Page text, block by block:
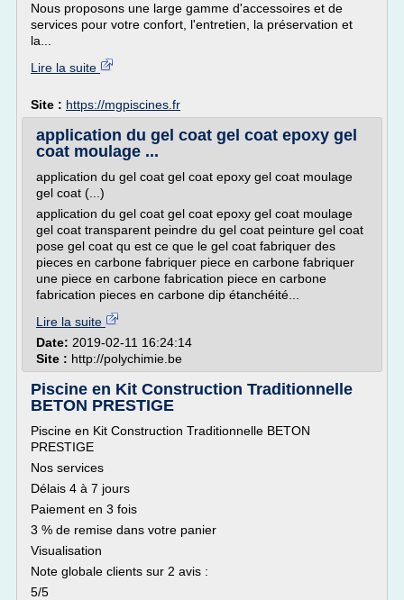
Nous proposons une large gamme d'accessoires et de
services pour votre confort, l'entretien, la préservation et
la...
Lire la suite
Site : https://mgpiscines.fr
application du gel coat gel coat epoxy gel
coat moulage ...
application du gel coat gel coat epoxy gel coat moulage
gel coat (...)
application du gel coat gel coat epoxy gel coat moulage
gel coat transparent peindre du gel coat peinture gel coat
pose gel coat qu est ce que le gel coat fabriquer des
pieces en carbone fabriquer piece en carbone fabriquer
une piece en carbone fabrication piece en carbone
fabrication pieces en carbone dip étanchéité...
Lire la suite
Date: 2019-02-11 16:24:14
Site : http://polychimie.be
Piscine en Kit Construction Traditionnelle
BETON PRESTIGE
Piscine en Kit Construction Traditionnelle BETON
PRESTIGE
Nos services
Délais 4 à 7 jours
Paiement en 3 fois
3 % de remise dans votre panier
Visualisation
Note globale clients sur 2 avis :
5/5